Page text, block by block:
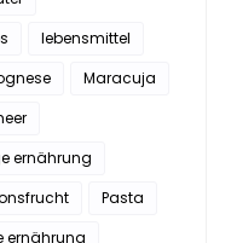
lebensmittel
Maracuja
ernährung
Pasta
ernährung